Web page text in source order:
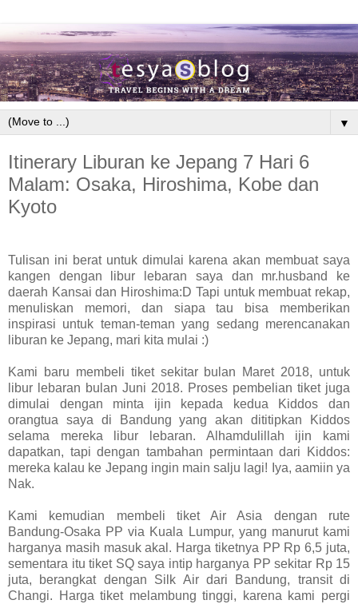
▼
Itinerary Liburan ke Jepang 7 Hari 6
Malam: Osaka, Hiroshima, Kobe dan
Kyoto
Tulisan ini berat untuk dimulai karena akan membuat saya
kangen dengan libur lebaran saya dan mr.husband ke
daerah Kansai dan Hiroshima:D Tapi untuk membuat rekap,
menuliskan memori, dan siapa tau bisa memberikan
inspirasi untuk teman-teman yang sedang merencanakan
liburan ke Jepang, mari kita mulai :)
Kami baru membeli tiket sekitar bulan Maret 2018, untuk
libur lebaran bulan Juni 2018. Proses pembelian tiket juga
dimulai dengan minta ijin kepada kedua Kiddos dan
orangtua saya di Bandung yang akan dititipkan Kiddos
selama mereka libur lebaran. Alhamdulillah ijin kami
dapatkan, tapi dengan tambahan permintaan dari Kiddos:
mereka kalau ke Jepang ingin main salju lagi! Iya, aamiin ya
Nak.
Kami kemudian membeli tiket Air Asia dengan rute
Bandung-Osaka PP via Kuala Lumpur, yang manurut kami
harganya masih masuk akal. Harga tiketnya PP Rp 6,5 juta,
sementara itu tiket SQ saya intip harganya PP sekitar Rp 15
juta, berangkat dengan Silk Air dari Bandung, transit di
Changi. Harga tiket melambung tinggi, karena kami pergi